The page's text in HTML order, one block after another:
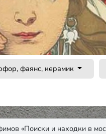
фаянс, керамик
«Поиски и находки в